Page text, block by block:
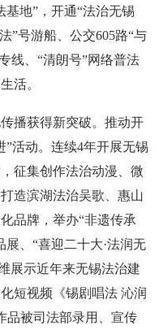
地”，开通“法治无锡
”号游船、公交605路“与
线、“清朗号”网络普法
活。
播获得新突破。推动开
”活动。连续4年开展无锡
征集创作法治动漫、微
造滨湖法治吴歌、惠山
品牌，举办“非遗传承
、“喜迎二十大·法润无
展示近年来无锡法治建
短视频《锡剧唱法 沁润
品被司法部录用、宣传